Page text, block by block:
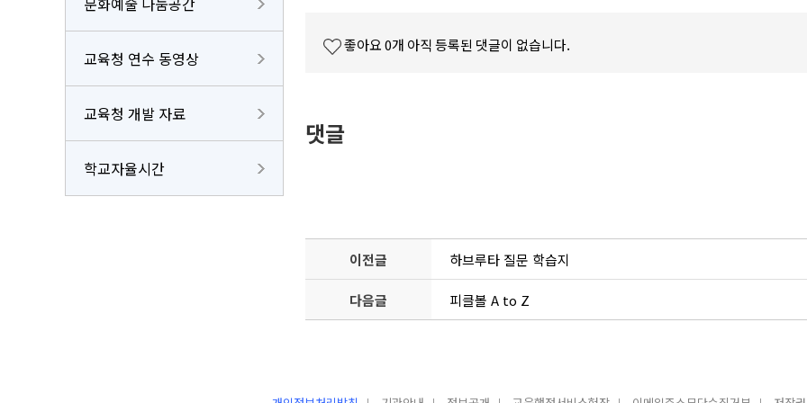
교육청 연수 동영상
교육청 개발 자료
학교자율시간
좋아요0개 아직 등록된 댓글이 없습니다.
댓글
이전글 하브루타 질문 학습지
다음글 피클볼 A to Z